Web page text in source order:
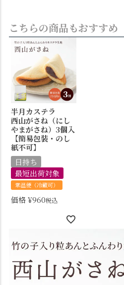
こちらの商品もおすすめ
半月カステラ
西山がさね（にし
やまがさね）3個入
【簡易包装・のし
紙不可】
日持ち
最短出荷対象
常温便（冷蔵可）
価格¥960税込